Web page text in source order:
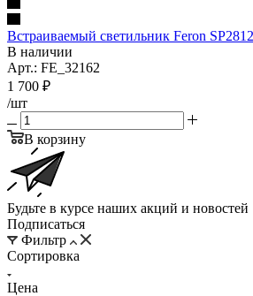
Встраиваемый светильник Feron
В наличии
Арт.: FE_32162
1 700 ₽
/шт
В корзину
Будьте в курсе наших акций и новостей
Подписаться
Фильтр
Сортировка
Цена